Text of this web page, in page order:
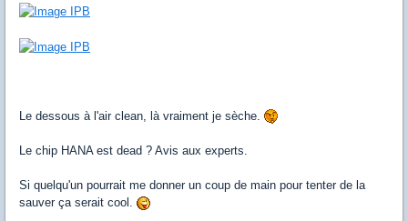
Le dessous à l'air clean, là vraiment je sèche.
Le chip HANA est dead ? Avis aux experts.
Si quelqu'un pourrait me donner un coup de main pour tenter de la
sauver ça serait cool.